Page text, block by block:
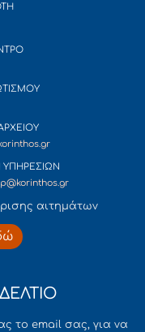
αιτημάτων
το email σας, για να